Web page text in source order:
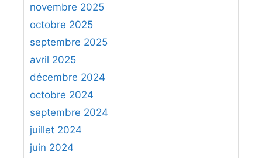
h
e
r
:
novembre 2025
octobre 2025
septembre 2025
avril 2025
décembre 2024
octobre 2024
septembre 2024
juillet 2024
juin 2024